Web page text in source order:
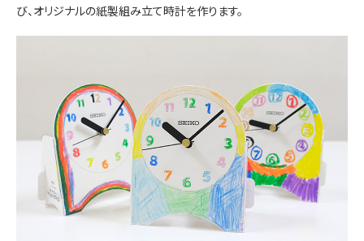
び、オリジナルの紙製組み立て時計を作ります。